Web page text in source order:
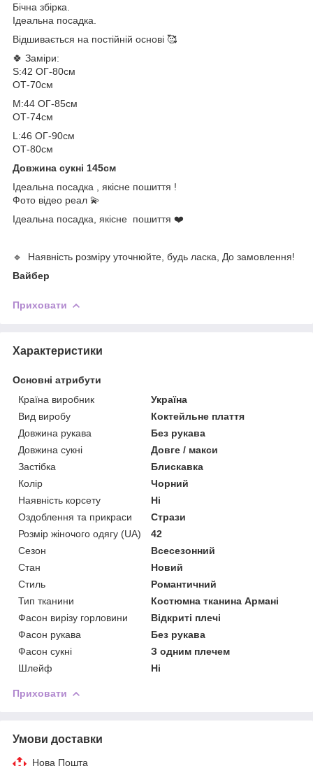
Бічна збірка.
Ідеальна посадка.
Відшивається на постійній основі 🥰
🍀 Заміри:
S:42 ОГ-80см
ОТ-70см
М:44 ОГ-85см
ОТ-74см
L:46 ОГ-90см
ОТ-80см
Довжина сукні 145см
Ідеальна посадка , якісне пошиття !
Фото відео реал 💫
Ідеальна посадка, якісне пошиття ❤️
🔹 Наявність розміру уточнюйте, будь ласка, До замовлення!
Вайбер
Приховати
Характеристики
Основні атрибути
Країна виробник
Україна
Вид виробу
Коктейльне плаття
Довжина рукава
Без рукава
Довжина сукні
Довге / макси
Застібка
Блискавка
Колір
Чорний
Наявність корсету
Ні
Оздоблення та прикраси
Стрази
Розмір жіночого одягу (UA)
42
Сезон
Всесезонний
Стан
Новий
Стиль
Романтичний
Тип тканини
Костюмна тканина Армані
Фасон вирізу горловини
Відкриті плечі
Фасон рукава
Без рукава
Фасон сукні
З одним плечем
Шлейф
Ні
Приховати
Умови доставки
Нова Пошта